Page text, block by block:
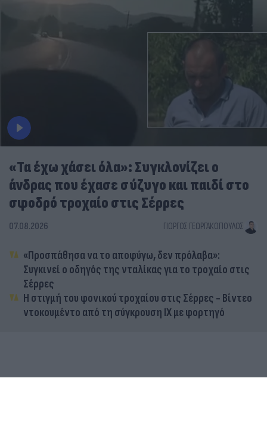
«Τα έχω χάσει όλα»: Συγκλονίζει ο
άνδρας που έχασε σύζυγο και παιδί στο
σφοδρό τροχαίο στις Σέρρες
07.08.2026 ΓΙΏΡΓΟΣ ΓΕΩΡΓΑΚΌΠΟΥΛΟΣ
«Προσπάθησα να το αποφύγω, δεν πρόλαβα»:
Συγκινεί ο οδηγός της νταλίκας για το τροχαίο στις
Σέρρες
Η στιγμή του φονικού τροχαίου στις Σέρρες - Βίντεο
ντοκουμέντο από τη σύγκρουση ΙΧ με φορτηγό